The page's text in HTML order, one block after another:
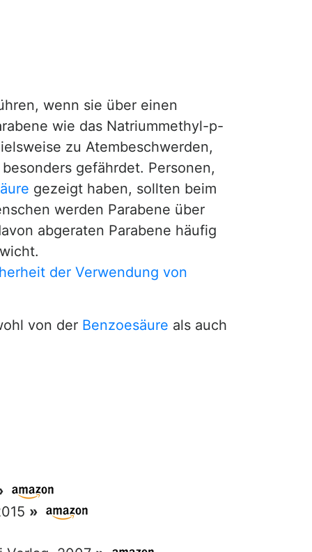
wenn sie über einen
wie das Natriummethyl-p-
zu Atembeschwerden,
gefährdet. Personen,
gezeigt haben, sollten beim
werden Parabene über
abgeraten Parabene häufig
der Verwendung von
von der Benzoesäure als auch
»